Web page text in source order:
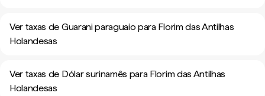
Ver taxas de Guarani paraguaio para Florim das Antilhas
Holandesas
Ver taxas de Dólar surinamês para Florim das Antilhas
Holandesas